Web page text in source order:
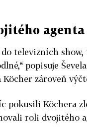
agenta
televizních
popisuje
Köcher zároveň
pokusili Köchera
roli dvojitého